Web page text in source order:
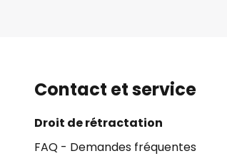
Contact et service
Droit de rétractation
FAQ - Demandes fréquentes